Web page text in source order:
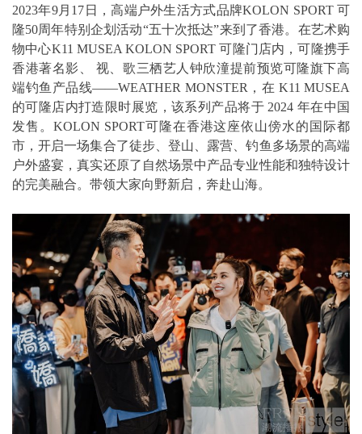
2023年9月17日，高端户外生活方式品牌KOLON SPORT 可
隆50周年特别企划活动“五十次抵达”来到了香港。在艺术购
物中心K11 MUSEA KOLON SPORT 可隆门店内，可隆携手
香港著名影、 视、歌三栖艺人钟欣潼提前预览可隆旗下高
端钓鱼产品线——WEATHER MONSTER，在 K11 MUSEA
的可隆店内打造限时展览，该系列产品将于 2024 年在中国
发售。KOLON SPORT可隆在香港这座依山傍水的国际都
市，开启一场集合了徒步、登山、露营、钓鱼多场景的高端
户外盛宴，真实还原了自然场景中产品专业性能和独特设计
的完美融合。带领大家向野新启，奔赴山海。